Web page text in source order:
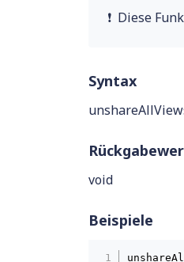
❗ Diese
Syntax
void
Beispiele